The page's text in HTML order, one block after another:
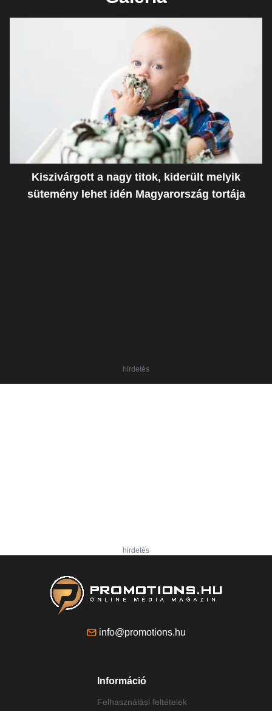
Kiszivárgott a nagy titok, kiderült melyik
sütemény lehet idén Magyarország tortája
hirdetés
hirdetés
info@promotions.hu
Információ
Felhasználási feltételek